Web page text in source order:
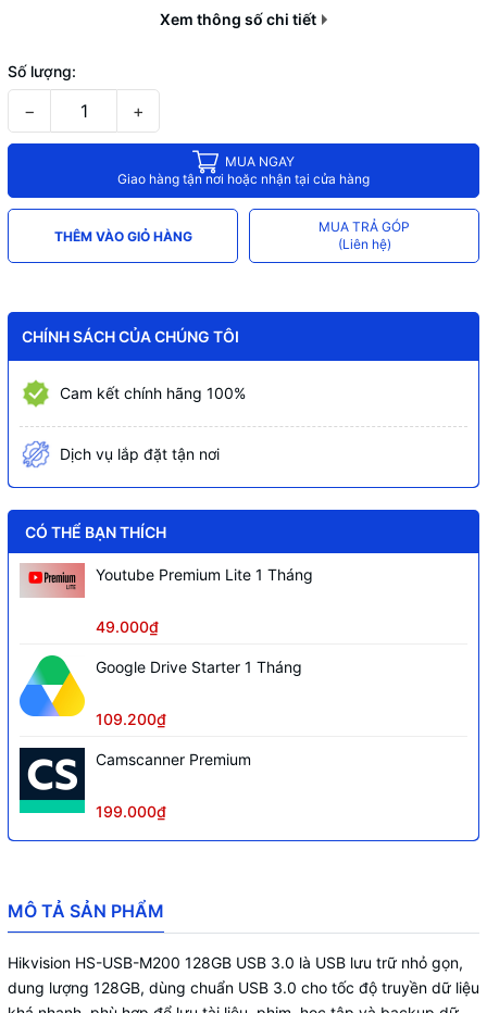
Xem thông số chi tiết
Số lượng:
− +
MUA NGAY
Giao hàng tận nơi hoặc nhận tại cửa hàng
THÊM VÀO GIỎ HÀNG
MUA TRẢ GÓP
(Liên hệ)
CHÍNH SÁCH CỦA CHÚNG TÔI
Cam kết chính hãng 100%
Dịch vụ lắp đặt tận nơi
CÓ THỂ BẠN THÍCH
Youtube Premium Lite 1 Tháng
49.000₫
Google Drive Starter 1 Tháng
109.200₫
Camscanner Premium
199.000₫
MÔ TẢ SẢN PHẨM
Hikvision HS-USB-M200 128GB USB 3.0 là USB lưu trữ nhỏ gọn,
dung lượng 128GB, dùng chuẩn USB 3.0 cho tốc độ truyền dữ liệu